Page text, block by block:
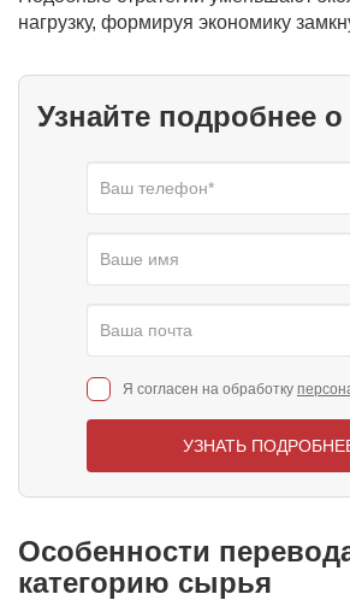
нагрузку, формируя экономику
Узнайте подробнее
Я согласен на обработку
УЗНАТЬ
Особенности
категорию сырья